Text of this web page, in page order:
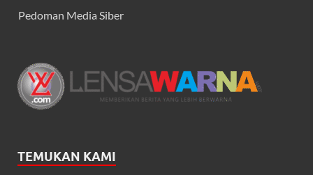
Pedoman Media Siber
TEMUKAN KAMI